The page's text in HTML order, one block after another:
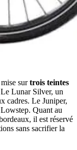
surtrois teintes
Le Lunar Silver, un
cadres. Le Juniper,
Quant au
il est réservé
sans sacrifier la